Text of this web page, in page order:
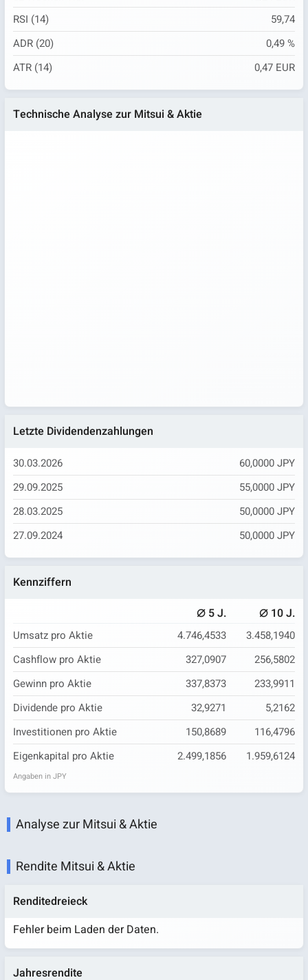
RSI (14)
59,74
ADR (20)
0,49 %
ATR (14)
0,47 EUR
Technische Analyse zur Mitsui & Aktie
Letzte Dividendenzahlungen
30.03.2026
60,0000 JPY
29.09.2025
55,0000 JPY
28.03.2025
50,0000 JPY
27.09.2024
50,0000 JPY
Kennziffern
⌀ 5 J. ⌀ 10 J.
Umsatz pro Aktie 4.746,4533
3.458,1940
Cashflow pro Aktie
327,0907
256,5802
Gewinn pro Aktie
337,8373
233,9911
Dividende pro Aktie
32,9271
5,2162
Investitionen pro Aktie
150,8689
116,4796
Eigenkapital pro Aktie
2.499,1856 1.959,6124
Angaben in JPY
Analyse zur Mitsui & Aktie
Rendite Mitsui & Aktie
Renditedreieck
Fehler beim Laden der Daten.
Jahresrendite